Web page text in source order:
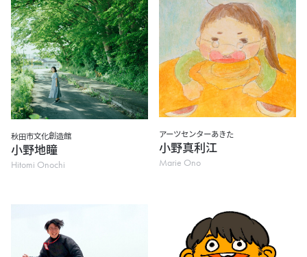
小野地瞳
Hitomi Onochi
秋田市文化創造館
小野真利江
Marie Ono
アーツセンターあきた